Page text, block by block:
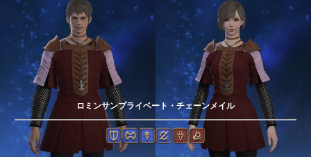
ロミンサンプライベート・チェーンメイル